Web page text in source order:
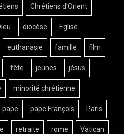
Chrétiens d'Orient
diocèse Eglise
euthanasie famille film
fête jeunes jésus
minorité chrétienne
pape pape François Paris
retraite rome Vatican